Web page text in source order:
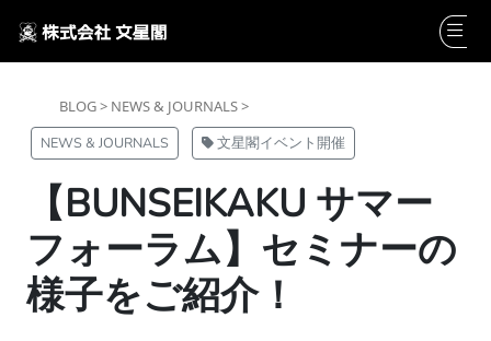
BLOG > NEWS & JOURNALS >
NEWS & JOURNALS 文星閣イベント開催
【BUNSEIKAKU サマー
フォーラム】セミナーの
様子をご紹介！